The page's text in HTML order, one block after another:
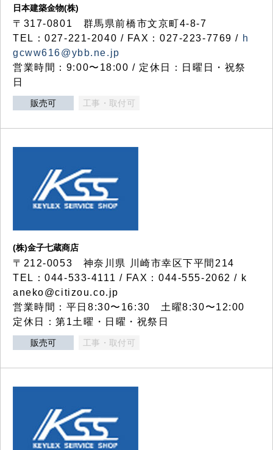
日本建築金物(株)
〒317‐0801 群馬県前橋市文京町4-8-7
TEL：027-221-2040 / FAX：027-223-7769 / h
gcww616@ybb.ne.jp
営業時間：9:00〜18:00 / 定休日：日曜日・祝祭
日
販売可 工事・取付可
(株)金子七蔵商店
〒212-0053 神奈川県 川崎市幸区下平間214
TEL：044-533-4111 / FAX：044-555-2062 / k
aneko@citizou.co.jp
営業時間：平日8:30〜16:30 土曜8:30〜12:00
定休日：第1土曜・日曜・祝祭日
販売可 工事・取付可